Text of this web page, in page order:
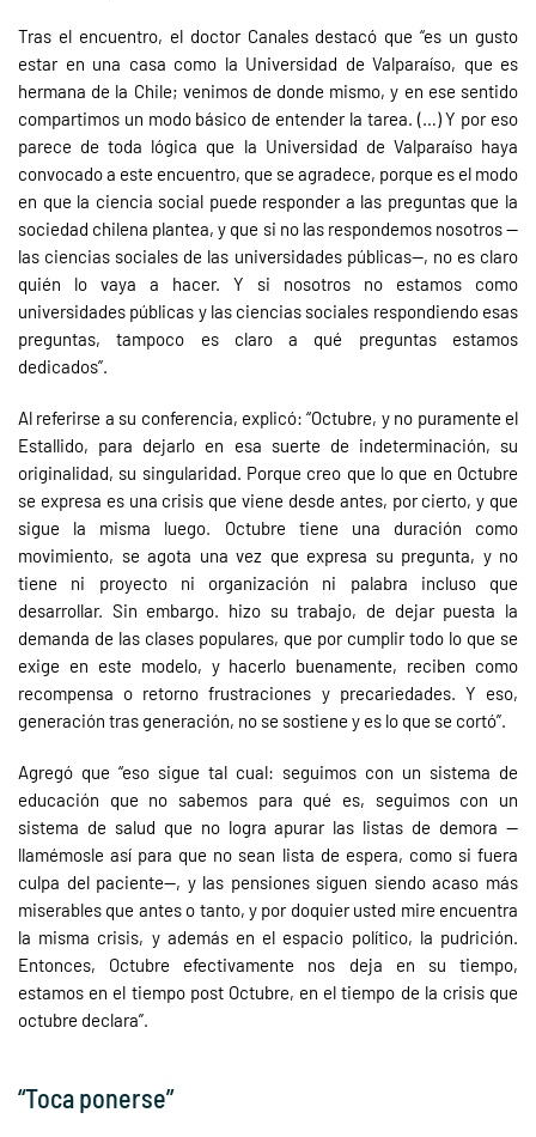
Tras el encuentro, el doctor Canales destacó que “es un gusto
estar en una casa como la Universidad de Valparaíso, que es
hermana de la Chile; venimos de donde mismo, y en ese sentido
compartimos un modo básico de entender la tarea. (…) Y por eso
parece de toda lógica que la Universidad de Valparaíso haya
convocado a este encuentro, que se agradece, porque es el modo
en que la ciencia social puede responder a las preguntas que la
sociedad chilena plantea, y que si no las respondemos nosotros —
las ciencias sociales de las universidades públicas—, no es claro
quién lo vaya a hacer. Y si nosotros no estamos como
universidades públicas y las ciencias sociales respondiendo esas
preguntas, tampoco es claro a qué preguntas estamos
dedicados”.
Al referirse a su conferencia, explicó: “Octubre, y no puramente el
Estallido, para dejarlo en esa suerte de indeterminación, su
originalidad, su singularidad. Porque creo que lo que en Octubre
se expresa es una crisis que viene desde antes, por cierto, y que
sigue la misma luego. Octubre tiene una duración como
movimiento, se agota una vez que expresa su pregunta, y no
tiene ni proyecto ni organización ni palabra incluso que
desarrollar. Sin embargo. hizo su trabajo, de dejar puesta la
demanda de las clases populares, que por cumplir todo lo que se
exige en este modelo, y hacerlo buenamente, reciben como
recompensa o retorno frustraciones y precariedades. Y eso,
generación tras generación, no se sostiene y es lo que se cortó”.
Agregó que “eso sigue tal cual: seguimos con un sistema de
educación que no sabemos para qué es, seguimos con un
sistema de salud que no logra apurar las listas de demora —
llamémosle así para que no sean lista de espera, como si fuera
culpa del paciente—, y las pensiones siguen siendo acaso más
miserables que antes o tanto, y por doquier usted mire encuentra
la misma crisis, y además en el espacio político, la pudrición.
Entonces, Octubre efectivamente nos deja en su tiempo,
estamos en el tiempo post Octubre, en el tiempo de la crisis que
octubre declara”.
“Toca ponerse”